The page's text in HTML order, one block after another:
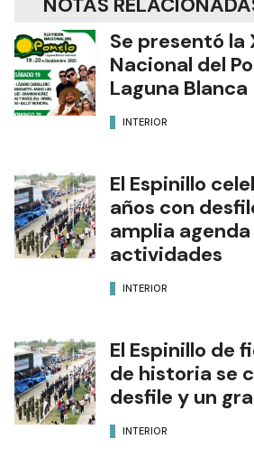
Se presentó la
Nacional del
Laguna Blanca
INTERIOR
El Espinillo
años con
amplia
actividades
INTERIOR
El Espinillo de
de historia se
desfile y un
INTERIOR